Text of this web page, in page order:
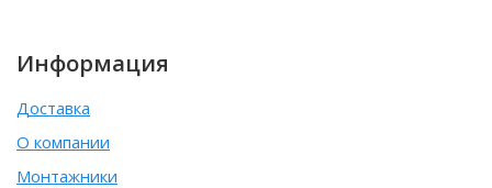
Информация
Доставка
О компании
Монтажники